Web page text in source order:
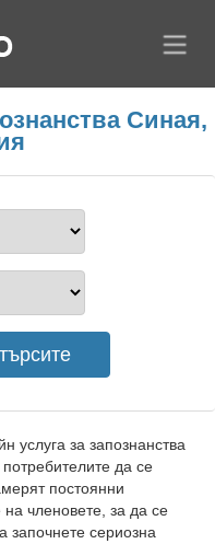
Синая,
услуга за запознанства
да се
постоянни
членовете, за да се
започнете сериозна